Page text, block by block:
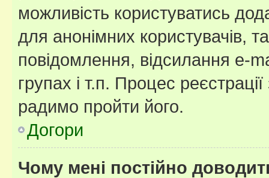
можливість користуватись
для анонімних користувачів,
повідомлення, відсилання e-
групах і т.п. Процес
радимо пройти його.
Догори
Чому мені постійно